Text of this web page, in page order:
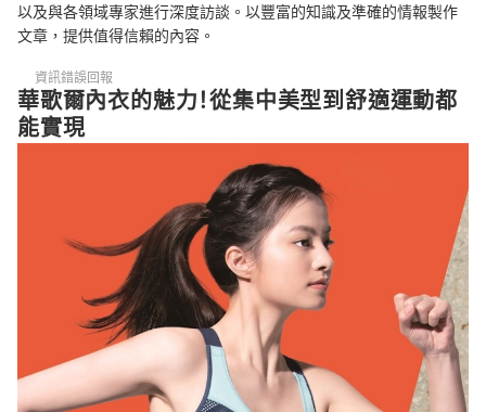
以及與各領域專家進行深度訪談。以豐富的知識及準確的情報製作
文章，提供值得信賴的內容。
資訊錯誤回報
華歌爾內衣的魅力！從集中美型到舒適運動都
能實現